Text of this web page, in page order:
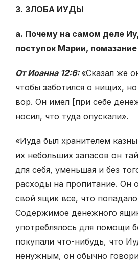
3. ЗЛОБА ИУДЫ
а. Почему на самом деле
поступок Марии,
От Иоанна 12:6:«Сказал же
чтобы заботился о нищих,
вор. Он имел [при себе
носил, что туда опускали».
«Иуда был хранителем
их небольших запасов он
для себя, уменьшая и без
расходы на пропитание. Он
свой ящик все, что
Содержимое денежного
употреблялось для помощи
покупали что-нибудь, что
ненужным, он обычно